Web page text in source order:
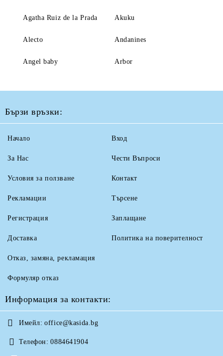
Agatha Ruiz de la Prada Akuku
Alecto Andanines
Angel baby Arbor
Бързи връзки:
Начало
За Нас
Условия за ползване
Рекламации
Вход
Чести Въпроси
Контакт
Търсене
Регистрация
Доставка
Отказ, замяна, рекламация
Формуляр отказ
Заплащане
Политика на поверителност
Информация за контакти:
Имейл: office@kasida.bg
Телефон: 0884641904